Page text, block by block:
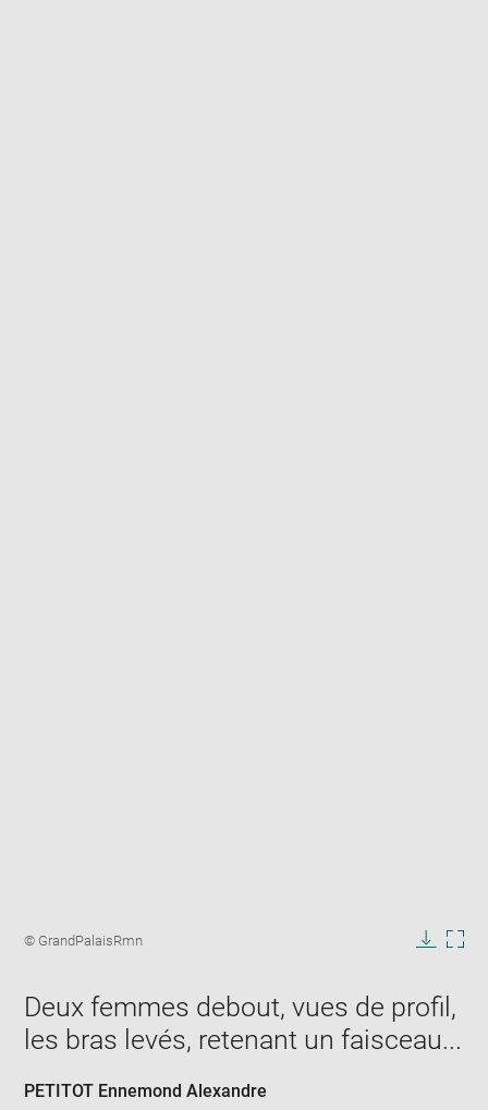
window
Image
© GrandPalaisRmn
new
Deux femmes debout, vues de profil,
les bras levés, retenant un faisceau...
PETITOT Ennemond Alexandre